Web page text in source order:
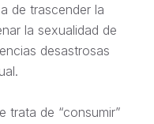
de trascender la
la sexualidad de
desastrosas
trata de “consumir”